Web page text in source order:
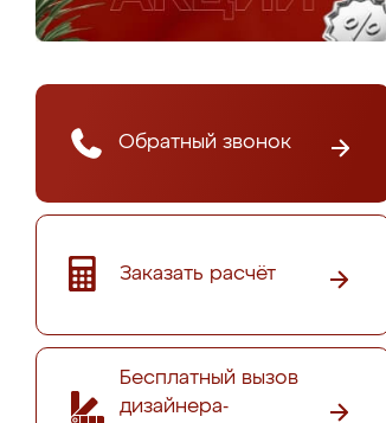
Обратный звонок
Заказать расчёт
Бесплатный вызов
дизайнера-